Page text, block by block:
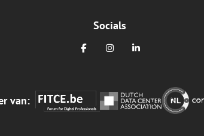
Socials
FacebookInstagramLinkedIn
van: